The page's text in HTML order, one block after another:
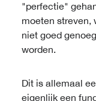
"perfectie"
moeten streven,
niet goed
worden.
Dit is allemaal
eigenlijk een